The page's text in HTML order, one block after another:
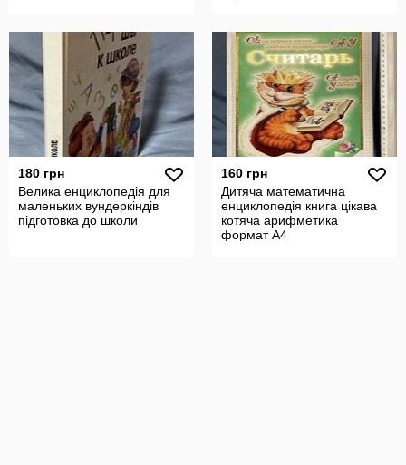
180 грн
Велика енциклопедія для
маленьких вундеркіндів
підготовка до школи
160 грн
Дитяча математична
енциклопедія книга цікава
котяча арифметика
формат А4